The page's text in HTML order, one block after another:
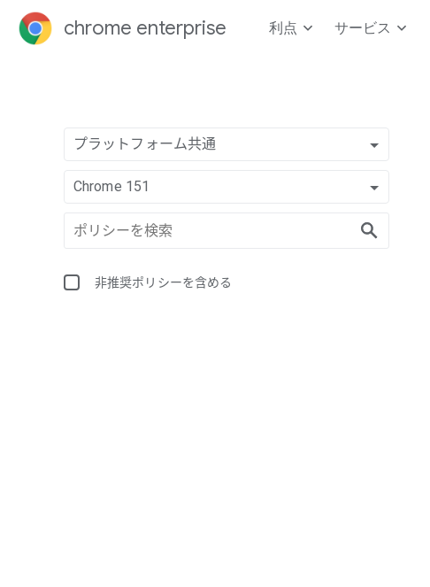
chrome enterprise 利点 サービス
プラットフォーム共通
Chrome 151
非推奨ポリシーを含める